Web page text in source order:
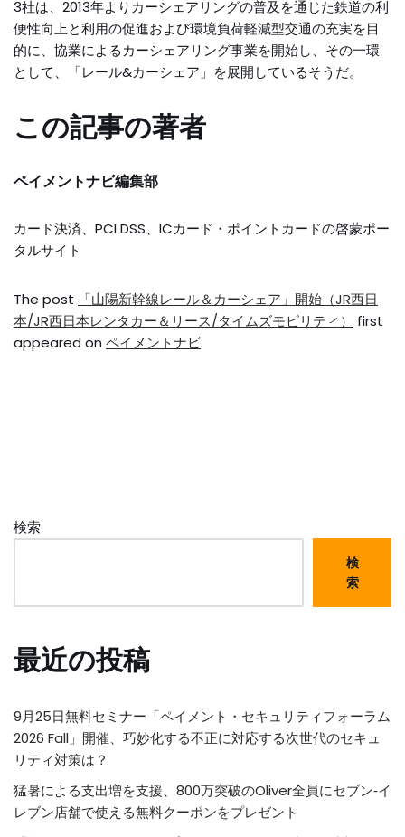
3社は、2013年よりカーシェアリングの普及を通じた鉄道の利
便性向上と利用の促進および環境負荷軽減型交通の充実を目
的に、協業によるカーシェアリング事業を開始し、その一環
として、「レール&カーシェア」を展開しているそうだ。
この記事の著者
ペイメントナビ編集部
カード決済、PCI DSS、ICカード・ポイントカードの啓蒙ポー
タルサイト
The post
「山陽新幹線レール＆カーシェア」開始（JR西日
本/JR西日本レンタカー＆リース/タイムズモビリティ）
first
appeared on ペイメントナビ.
検索
検
索
最近の投稿
9月25日無料セミナー「ペイメント・セキュリティフォーラム
2026 Fall」開催、巧妙化する不正に対応する次世代のセキュ
リティ対策は？
猛暑による支出増を支援、800万突破のOliver全員にセブン‐イ
レブン店舗で使える無料クーポンをプレゼント